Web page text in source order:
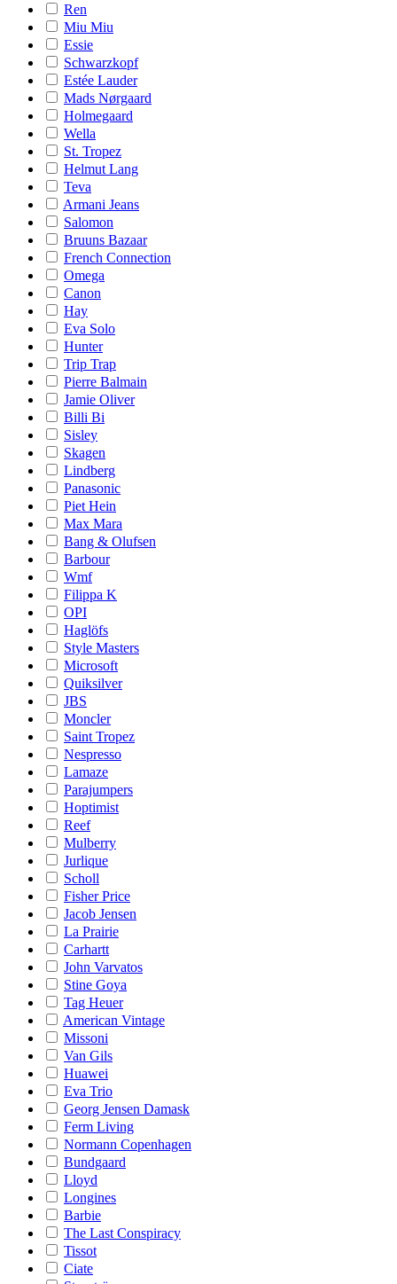
Ren
Miu Miu
Essie
Schwarzkopf
Estée Lauder
Mads Nørgaard
Holmegaard
Wella
St. Tropez
Helmut Lang
Teva
Armani Jeans
Salomon
Bruuns Bazaar
French Connection
Omega
Canon
Hay
Eva Solo
Hunter
Trip Trap
Pierre Balmain
Jamie Oliver
Billi Bi
Sisley
Skagen
Lindberg
Panasonic
Piet Hein
Max Mara
Bang & Olufsen
Barbour
Wmf
Filippa K
OPI
Haglöfs
Style Masters
Microsoft
Quiksilver
JBS
Moncler
Saint Tropez
Nespresso
Lamaze
Parajumpers
Hoptimist
Reef
Mulberry
Jurlique
Scholl
Fisher Price
Jacob Jensen
La Prairie
Carhartt
John Varvatos
Stine Goya
Tag Heuer
American Vintage
Missoni
Van Gils
Huawei
Eva Trio
Georg Jensen Damask
Ferm Living
Normann Copenhagen
Bundgaard
Lloyd
Longines
Barbie
The Last Conspiracy
Tissot
Ciate